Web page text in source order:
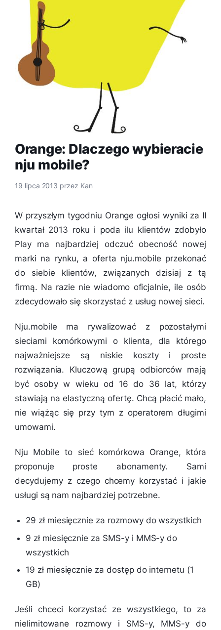
Orange: Dlaczego wybieracie
nju mobile?
19 lipca 2013 przez Kan
W przyszłym tygodniu Orange ogłosi wyniki za II
kwartał 2013 roku i poda ilu klientów zdobyło
Play ma najbardziej odczuć obecność nowej
marki na rynku, a oferta nju.mobile przekonać
do siebie klientów, związanych dzisiaj z tą
firmą. Na razie nie wiadomo oficjalnie, ile osób
zdecydowało się skorzystać z usług nowej sieci.
Nju.mobile ma rywalizować z pozostałymi
sieciami komórkowymi o klienta, dla którego
najważniejsze są niskie koszty i proste
rozwiązania. Kluczową grupą odbiorców mają
być osoby w wieku od 16 do 36 lat, którzy
stawiają na elastyczną ofertę. Chcą płacić mało,
nie wiążąc się przy tym z operatorem długimi
umowami.
Nju Mobile to sieć komórkowa Orange, która
proponuje proste abonamenty. Sami
decydujemy z czego chcemy korzystać i jakie
usługi są nam najbardziej potrzebne.
29 zł miesięcznie za rozmowy do wszystkich
9 zł miesięcznie za SMS-y i MMS-y do
wszystkich
19 zł miesięcznie za dostęp do internetu (1
GB)
Jeśli chceci korzystać ze wszystkiego, to za
nielimitowane rozmowy i SMS-y, MMS-y do